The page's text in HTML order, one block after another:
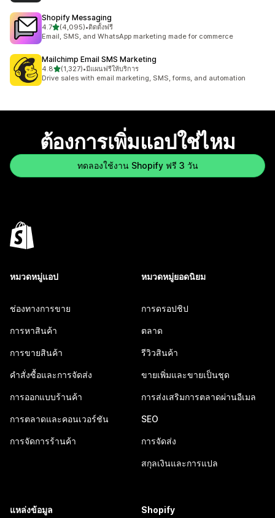
Shopify Messaging
4.7เต็ม 5 ดาว
(4,095)
ทั้งหมด 4095 รีวิว
•ติดตั้งฟรี
Email, SMS, and WhatsApp marketing made for commerce
Mailchimp Email SMS Marketing
4.8เต็ม 5 ดาว
(1,327)
ทั้งหมด 1327 รีวิว
•มีแผนฟรีให้บริการ
Drive sales with email marketing, SMS, forms, and automation
ต้องการเพิ่มแอปใช่ไหม
ทดลองใช้งาน Shopify ฟรี 3 วัน
หมวดหมู่แอป
ช่องทางการขาย
การหาสินค้า
การขายสินค้า
คำสั่งซื้อและการจัดส่ง
การออกแบบร้านค้า
การตลาดและคอนเวอร์ชัน
การจัดการร้านค้า
หมวดหมู่ยอดนิยม
การดรอปชิป
ตลาด
รีวิวสินค้า
ขายเพิ่มและขายเป็นชุด
การส่งเสริมการตลาดผ่านอีเมล
SEO
การจัดส่ง
สกุลเงินและการแปล
แหล่งข้อมูล Shopify